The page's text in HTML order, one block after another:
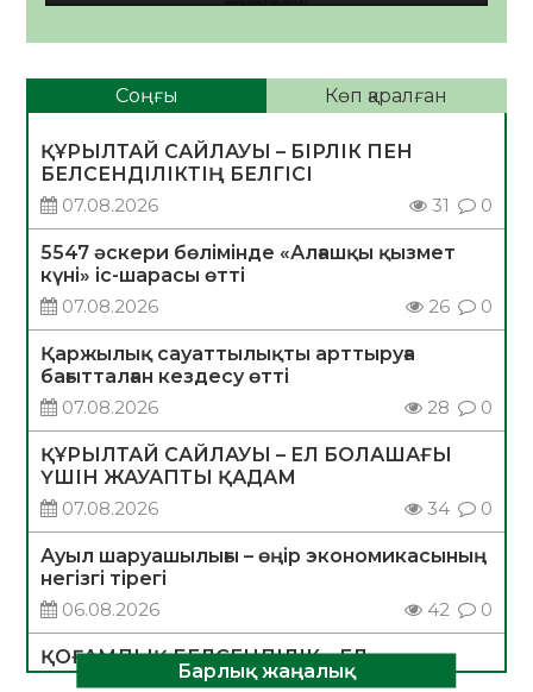
Соңғы Көп қаралған
ҚҰРЫЛТАЙ САЙЛАУЫ – БІРЛІК ПЕН
БЕЛСЕНДІЛІКТІҢ БЕЛГІСІ
07.08.2026
31 0
5547 әскери бөлімінде «Алғашқы қызмет
күні» іс-шарасы өтті
07.08.2026
26 0
Қаржылық сауаттылықты арттыруға
бағытталған кездесу өтті
07.08.2026
28 0
ҚҰРЫЛТАЙ САЙЛАУЫ – ЕЛ БОЛАШАҒЫ
ҮШІН ЖАУАПТЫ ҚАДАМ
07.08.2026
34 0
Ауыл шаруашылығы – өңір экономикасының
негізгі тірегі
06.08.2026
42 0
ҚОҒАМДЫҚ БЕЛСЕНДІЛІК – ЕЛ
ДАМУЫНЫҢ НЕГІЗІБарлық жаңалық